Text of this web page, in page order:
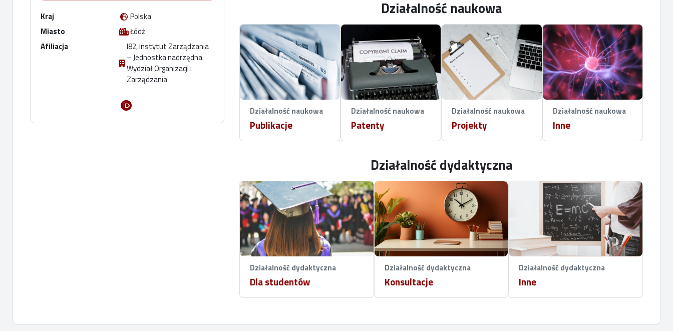
Kraj
Polska
Miasto
Łódź
Afiliacja
I82, Instytut Zarządzania
– Jednostka nadrzędna:
Wydział Organizacji i
Zarządzania
Expert Systems with Applications (IF2020 6,954; 140 pkt. wg MEiN),
Energies (IF2020 3,004; 140 pkt. wg MEiN),
Sustainability (IF2020 3,251; 100 pkt. wg MEiN),
Applied Science (IF2020 2,679; 100 pkt. wg MEiN),
Mathematics (IF2020 2,258; 20 pkt. wg MEiN),
Remote Sensing (IF2020 4,848; 100 pkt. wg MEiN),
ISPRS International Journal of Geo-Information (IF2020 2,899; 70 pkt. wg MEiN).
Działalność naukowa
Działalność naukowa
Publikacje
Działalność naukowa
Patenty
Działalność naukowa
Projekty
Działalność naukowa
Inne
Działalność dydaktyczna
Działalność dydaktyczna
Dla studentów
Działalność dydaktyczna
Konsultacje
Działalność dydaktyczna
Inne